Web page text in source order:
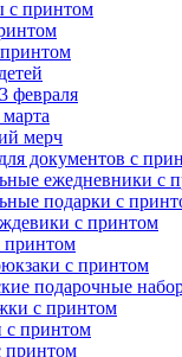
с принтом
февраля
мерч
документов с
ежедневники с
подарки с
с принтом
принтом
с принтом
подарочные
с принтом
с принтом
принтом